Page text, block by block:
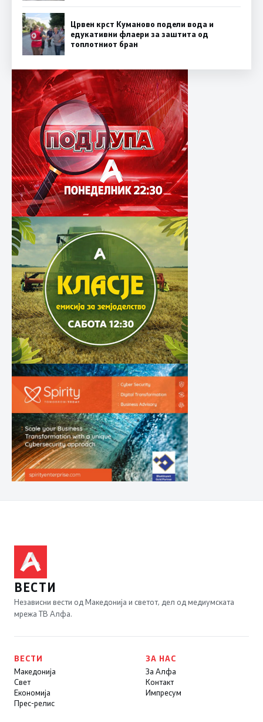
Црвен крст Куманово подели вода и
едукативни флаери за заштита од
топлотниот бран
ВЕСТИ
Независни вести од Македонија и светот, дел од медиумската
мрежа ТВ Алфа.
ВЕСТИ
Македонија
Свет
Економија
Прес-релис
ЗА НАС
За Алфа
Контакт
Импресум